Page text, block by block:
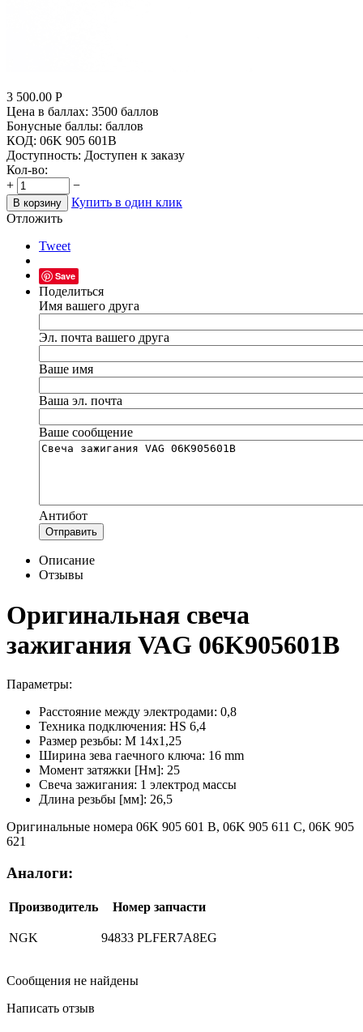
3 500.00 Р
Цена в баллах: 3500 баллов
Бонусные баллы: баллов
КОД: 06K 905 601B
Доступность: Доступен к заказу
Кол-во:
+
−
В корзину
Купить в один клик
Отложить
Tweet
Save
Поделиться
Имя вашего друга
Эл. почта вашего друга
Ваше имя
Ваша эл. почта
Ваше сообщение
Антибот
Отправить
Описание
Отзывы
Оригинальная свеча
зажигания VAG 06K905601B
Параметры:
Расстояние между электродами: 0,8
Техника подключения: HS 6,4
Размер резьбы: M 14x1,25
Ширина зева гаечного ключа: 16 mm
Момент затяжки [Нм]: 25
Свеча зажигания: 1 электрод массы
Длина резьбы [мм]: 26,5
Оригинальные номера 06K 905 601 B, 06K 905 611 C, 06K 905
621
Аналоги:
Производитель Номер запчасти
NGK 94833 PLFER7A8EG
Сообщения не найдены
Написать отзыв